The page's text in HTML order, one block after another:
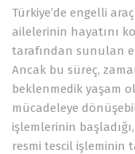
Türkiye’de engelli
ailelerinin hayatını
tarafından sunulan
Ancak bu süreç,
beklenmedik yaşam
mücadeleye
işlemlerinin
resmi tescil işleminin